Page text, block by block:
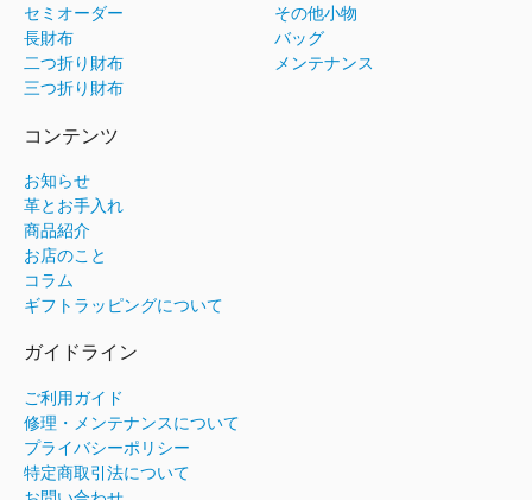
セミオーダー
長財布
二つ折り財布
三つ折り財布
その他小物
バッグ
メンテナンス
コンテンツ
お知らせ
革とお手入れ
商品紹介
お店のこと
コラム
ギフトラッピングについて
ガイドライン
ご利用ガイド
修理・メンテナンスについて
プライバシーポリシー
特定商取引法について